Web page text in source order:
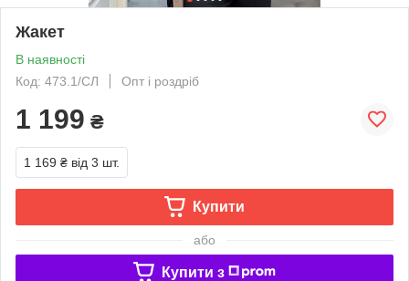
Жакет
В наявності
Код: 473.1/СЛ
Опт і роздріб
1 199 ₴
1 169 ₴ від 3 шт.
Купити
або
Купити з